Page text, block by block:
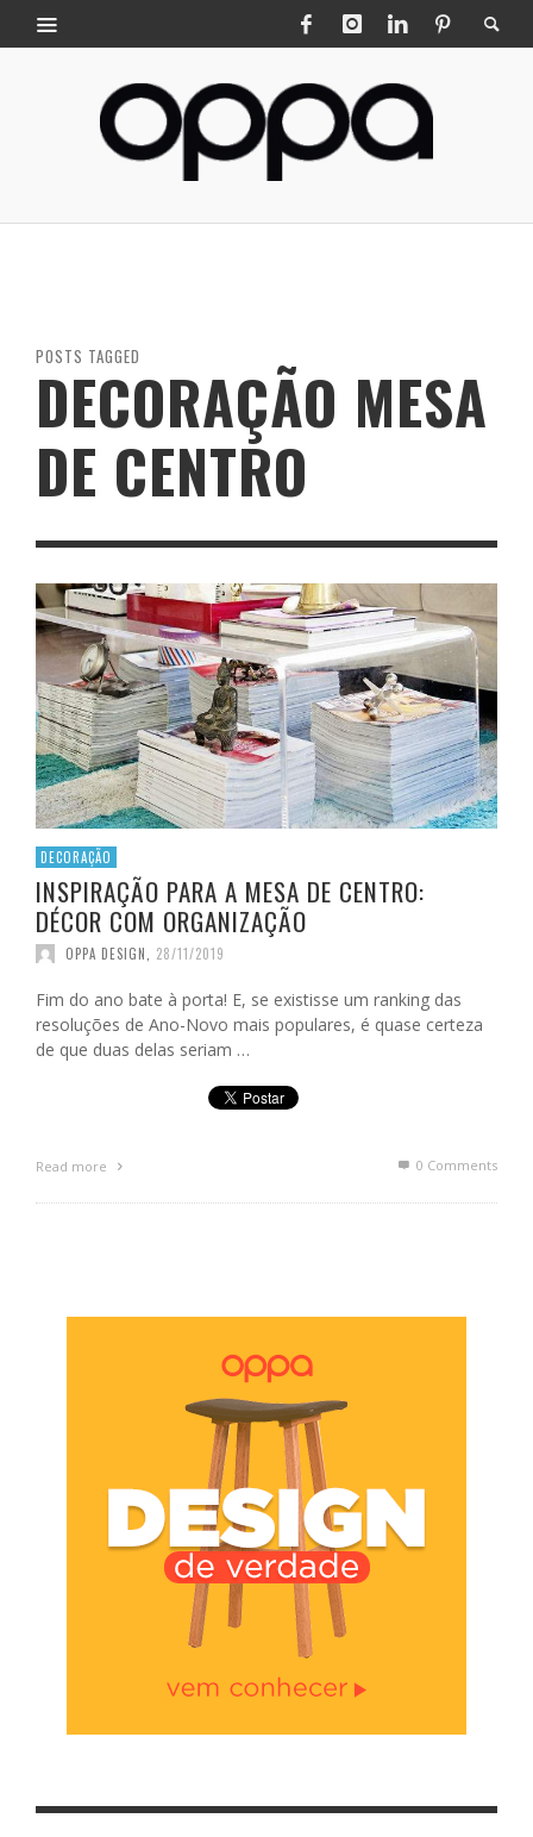
POSTS TAGGED
DECORAÇÃO MESA
DE CENTRO
DECORAÇÃO
INSPIRAÇÃO PARA A MESA DE CENTRO:
DÉCOR COM ORGANIZAÇÃO
OPPA DESIGN, 28/11/2019
Fim do ano bate à porta! E, se existisse um ranking das
resoluções de Ano-Novo mais populares, é quase certeza
de que duas delas seriam …
Read more 0 Comments